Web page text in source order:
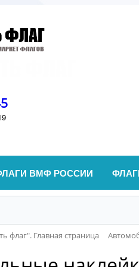
ВМФ РОССИИ
флаг". Главная страница